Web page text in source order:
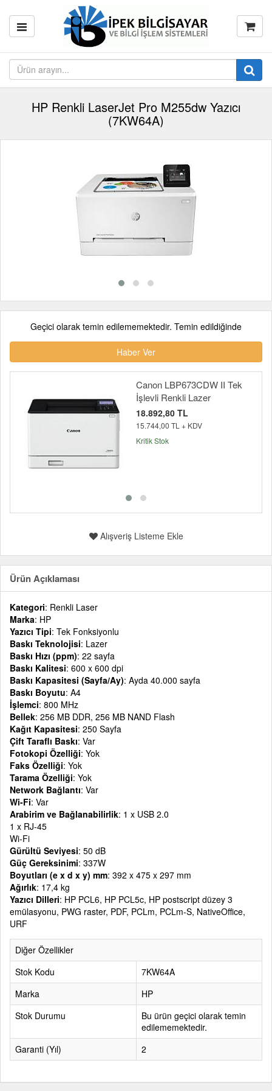
HP Renkli LaserJet Pro M255dw Yazıcı
(7KW64A)
Geçici olarak temin edilememektedir. Temin edildiğinde
Haber Ver
Canon LBP673CDW II Tek
İşlevli Renkli Lazer
18.892,80 TL
15.744,00 TL + KDV
Kritik Stok
Alışveriş Listeme Ekle
Ürün Açıklaması
Kategori: Renkli Laser
Marka: HP
Yazıcı Tipi: Tek Fonksiyonlu
Baskı Teknolojisi: Lazer
Baskı Hızı (ppm): 22 sayfa
Baskı Kalitesi: 600 x 600 dpi
Baskı Kapasitesi (Sayfa/Ay): Ayda 40.000 sayfa
Baskı Boyutu: A4
İşlemci: 800 MHz
Bellek: 256 MB DDR, 256 MB NAND Flash
Kağıt Kapasitesi: 250 Sayfa
Çift Taraflı Baskı: Var
Fotokopi Özelliği: Yok
Faks Özelliği: Yok
Tarama Özelliği: Yok
Network Bağlantı: Var
Wi-Fi: Var
Arabirim ve Bağlanabilirlik: 1 x USB 2.0
1 x RJ-45
Wi-Fi
Gürültü Seviyesi: 50 dB
Güç Gereksinimi: 337W
Boyutları (e x d x y) mm: 392 x 475 x 297 mm
Ağırlık: 17,4 kg
Yazıcı Dilleri: HP PCL6, HP PCL5c, HP postscript düzey 3
emülasyonu, PWG raster, PDF, PCLm, PCLm-S, NativeOffice,
URF
Diğer Özellikler
Stok Kodu
7KW64A
Marka
HP
Stok Durumu
Bu ürün geçici olarak temin
edilememektedir.
Garanti (Yıl)
2